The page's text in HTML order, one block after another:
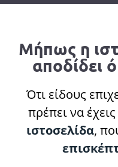
Μήπως η
αποδίδει
Ότι είδους
πρέπει να
ιστοσελίδα,